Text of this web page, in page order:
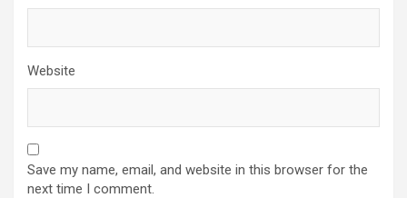
Website
Save my name, email, and website in this browser for the
next time I comment.